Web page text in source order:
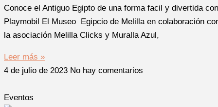
Conoce el Antiguo Egipto de una forma facil y divertida con
Playmobil El Museo Egipcio de Melilla en colaboración
la asociación Melilla Clicks y Muralla Azul,
Leer más »
4 de julio de 2023 No hay comentarios
Eventos